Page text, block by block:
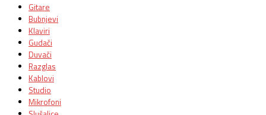
Gitare
Bubnjevi
Klaviri
Gudači
Duvači
Razglas
Kablovi
Studio
Mikrofoni